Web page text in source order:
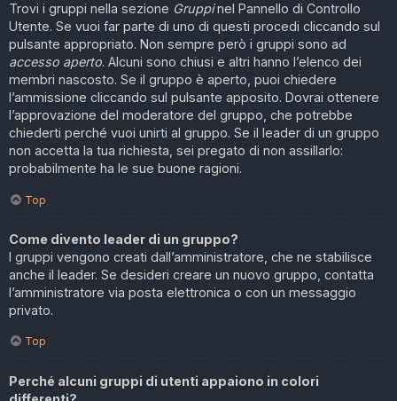
Trovi i gruppi nella sezione Gruppinel Pannello di Controllo
Utente. Se vuoi far parte di uno di questi procedi cliccando sul
pulsante appropriato. Non sempre però i gruppi sono ad
accesso aperto. Alcuni sono chiusi e altri hanno l’elenco dei
membri nascosto. Se il gruppo è aperto, puoi chiedere
l’ammissione cliccando sul pulsante apposito. Dovrai ottenere
l’approvazione del moderatore del gruppo, che potrebbe
chiederti perché vuoi unirti al gruppo. Se il leader di un gruppo
non accetta la tua richiesta, sei pregato di non assillarlo:
probabilmente ha le sue buone ragioni.
Top
Come divento leader di un gruppo?
I gruppi vengono creati dall’amministratore, che ne stabilisce
anche il leader. Se desideri creare un nuovo gruppo, contatta
l’amministratore via posta elettronica o con un messaggio
privato.
Top
Perché alcuni gruppi di utenti appaiono in colori